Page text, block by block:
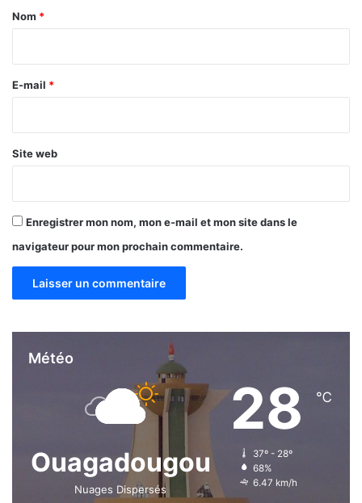
a
e
Nom *
E-mail *
Site web
Enregistrer mon nom, mon e-mail et mon site dans le
navigateur pour mon prochain commentaire.
Météo
Ouagadougou
Nuages Dispersés
28 ℃
37º - 28º
68%
6.47 km/h